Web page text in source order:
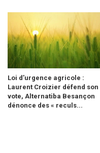
Loi d’urgence agricole :
Laurent Croizier défend son
vote, Alternatiba Besançon
dénonce des « reculs...